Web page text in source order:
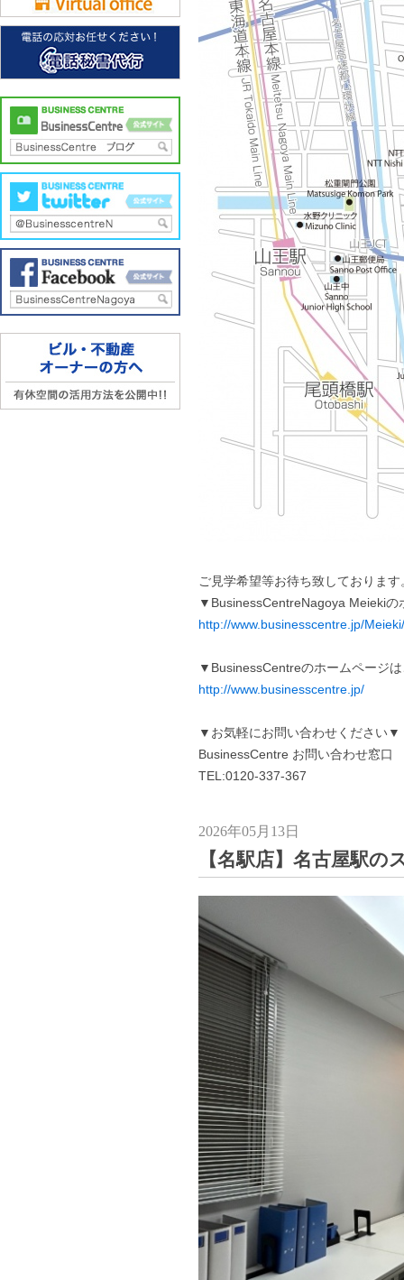
ご見学希望等お待ち致しております
▼BusinessCentreNagoya Meieki
http://www.businesscentre.jp/Meieki/
▼BusinessCentreのホームページ
http://www.businesscentre.jp/
▼お気軽にお問い合わせください▼
BusinessCentre お問い合わせ窓口
TEL:0120-337-367
2026年05月13日
【名駅店】名古屋駅